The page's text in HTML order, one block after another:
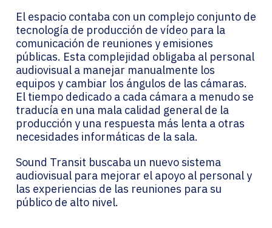
El espacio contaba con un complejo conjunto de
tecnología de producción de vídeo para la
comunicación de reuniones y emisiones
públicas. Esta complejidad obligaba al personal
audiovisual a manejar manualmente los
equipos y cambiar los ángulos de las cámaras.
El tiempo dedicado a cada cámara a menudo se
traducía en una mala calidad general de la
producción y una respuesta más lenta a otras
necesidades informáticas de la sala.
Sound Transit buscaba un nuevo sistema
audiovisual para mejorar el apoyo al personal y
las experiencias de las reuniones para su
público de alto nivel.